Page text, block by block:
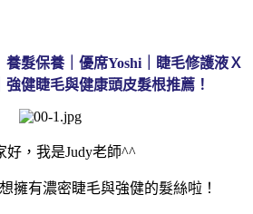
髮保養｜優席Yoshi｜睫毛修護液Ｘ
健睫毛與健康頭皮髮根推薦！
好，我是Judy老師^^
擁有濃密睫毛與強健的髮絲啦！